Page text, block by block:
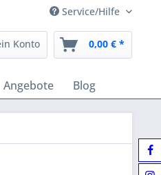
Service/Hilfe
Konto 0,00 € *
Angebote Blog